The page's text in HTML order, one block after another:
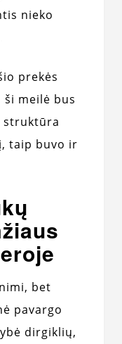
nieko
prekės
ši meilė bus
struktūra
taip buvo ir
bet
pavargo
dirgiklių,